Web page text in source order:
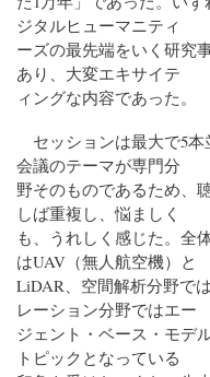
ジタルヒューマニティ
ーズの最先端をいく研究
あり、大変エキサイテ
ィングな内容であった。
セッションは最大で5本
会議のテーマが専門分
野そのものであるため、
しば重複し、悩ましく
も、うれしく感じた。全
はUAV（無人航空機）と
LiDAR、空間解析分野で
レーション分野ではエー
ジェント・ベース・モデ
トピックとなっている